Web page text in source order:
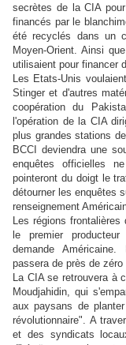
secrètes de la CIA
financés par le
été recyclés dans un
Moyen-Orient. Ainsi
utilisaient pour financer
Les Etats-Unis
Stinger et d'autres
coopération du
l'opération de la CIA
plus grandes stations
BCCI deviendra une
enquêtes officielles
pointeront du doigt le
détourner les enquêtes
renseignement
Les régions
le premier
demande
passera de près de
La CIA se retrouvera à
Moudjahidin, qui
aux paysans de
révolutionnaire". A
et des syndicats